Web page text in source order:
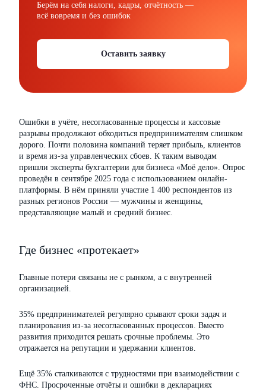
Берём на себя налоги, кадры, отчётность —
всё вовремя и без ошибок
Оставить заявку
Ошибки в учёте, несогласованные процессы и кассовые
разрывы продолжают обходиться предпринимателям слишком
дорого. Почти половина компаний теряет прибыль, клиентов
и время из-за управленческих сбоев. К таким выводам
пришли эксперты бухгалтерии для бизнеса «Моё дело». Опрос
проведён в сентябре 2025 года с использованием онлайн-
платформы. В нём приняли участие 1 400 респондентов из
разных регионов России — мужчины и женщины,
представляющие малый и средний бизнес.
Где бизнес «протекает»
Главные потери связаны не с рынком, а с внутренней
организацией.
35% предпринимателей регулярно срывают сроки задач и
планирования из-за несогласованных процессов. Вместо
развития приходится решать срочные проблемы. Это
отражается на репутации и удержании клиентов.
Ещё 35% сталкиваются с трудностями при взаимодействии с
ФНС. Просроченные отчёты и ошибки в декларациях